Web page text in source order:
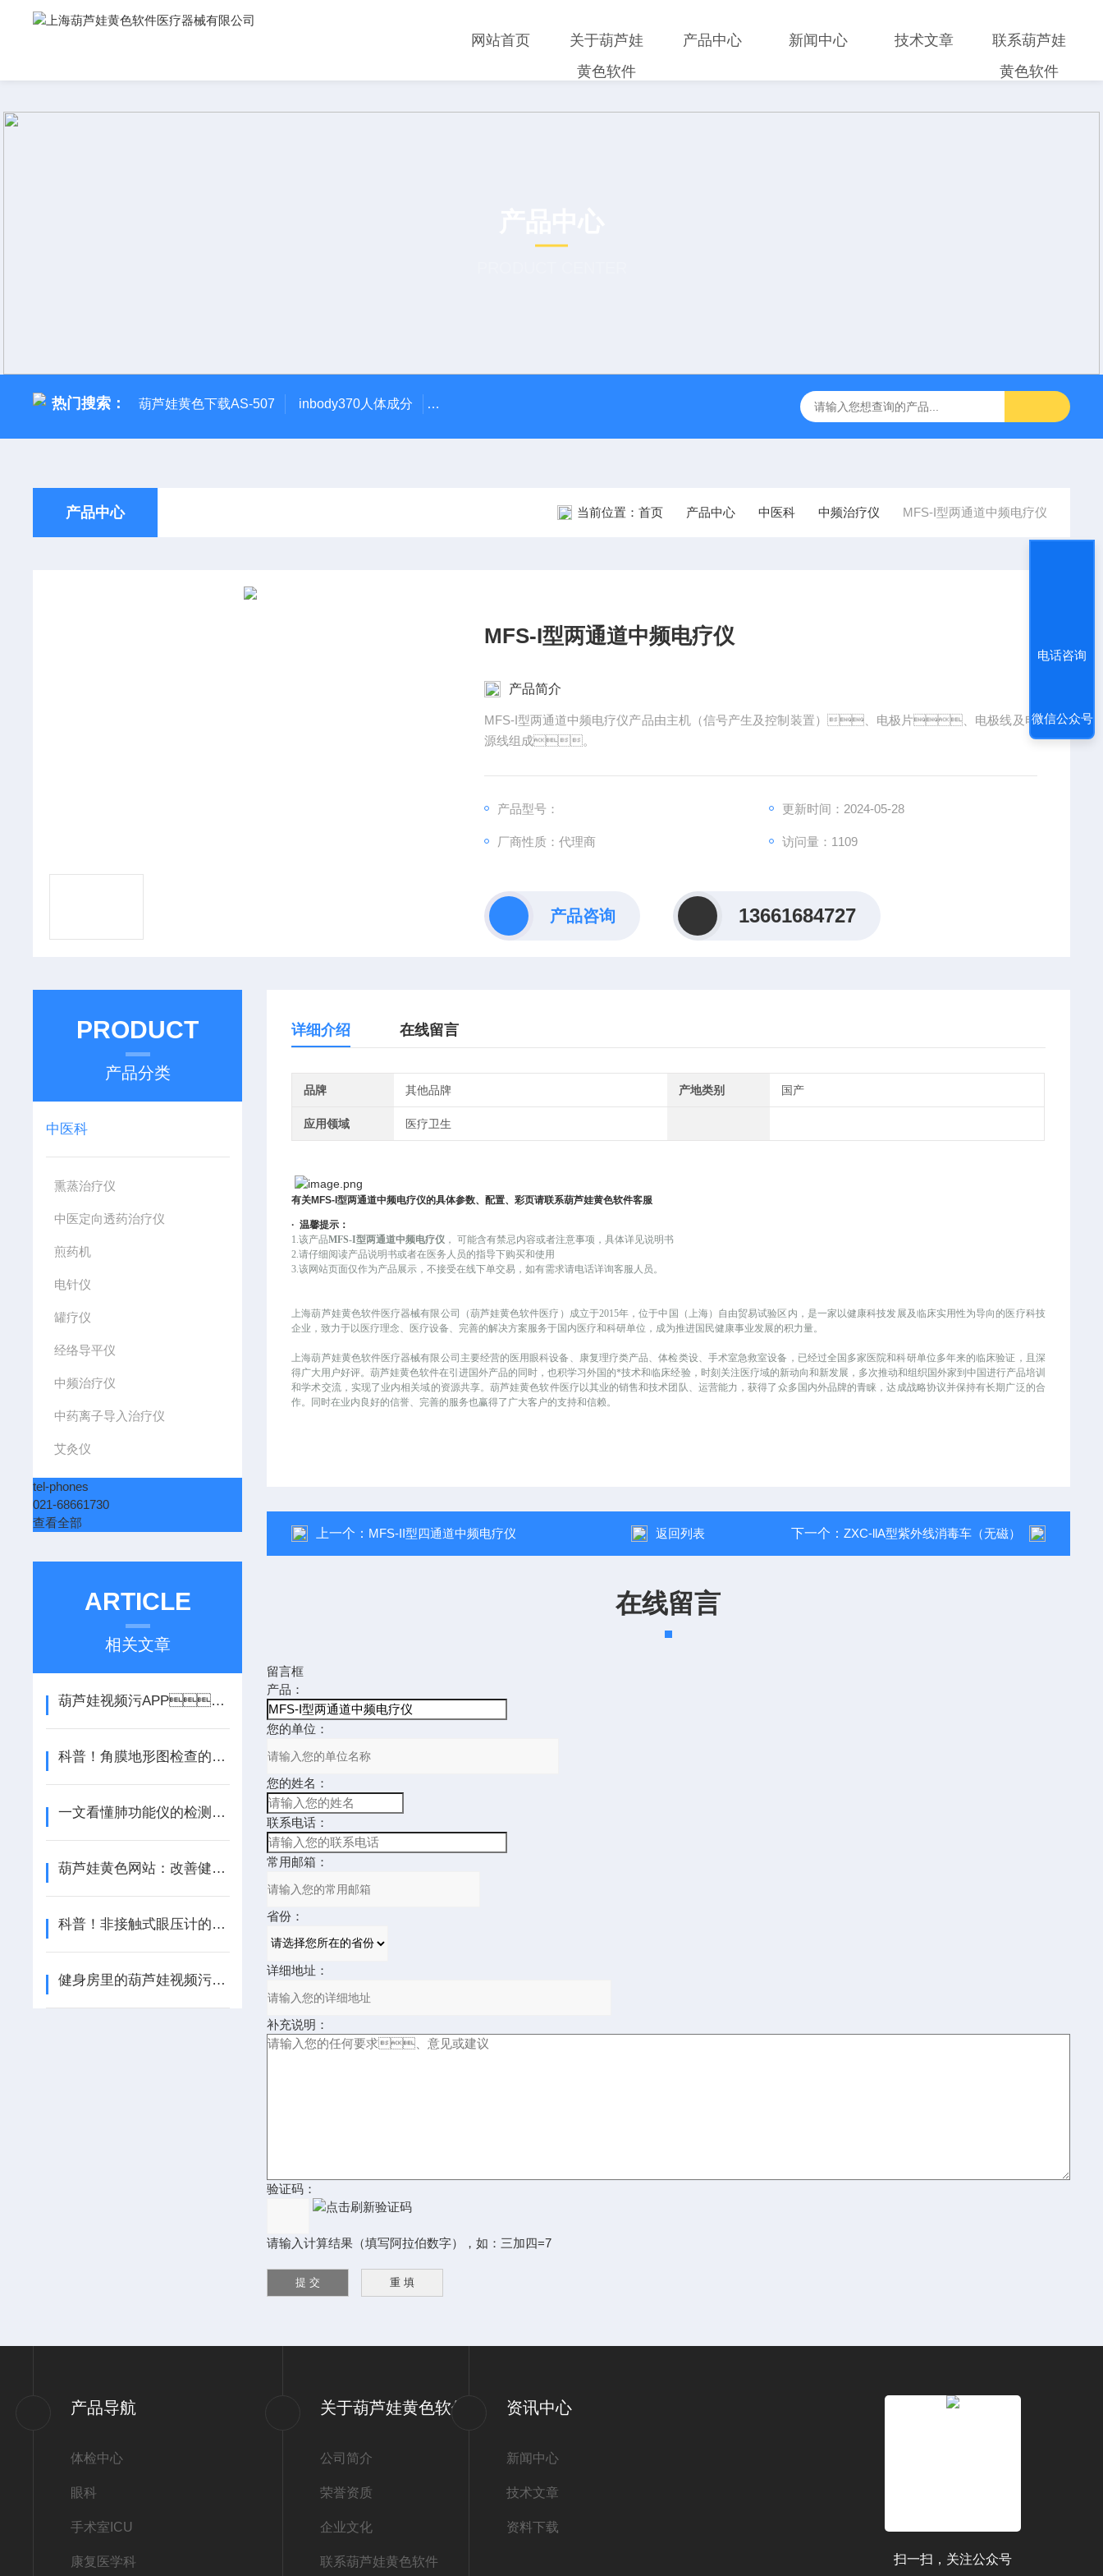
网站首页
关于葫芦娃
黄色软件
产品中心 新闻中心 技术文章
联系葫芦娃
黄色软件
热门搜索： 葫芦娃黄色下载AS-507 inbody370人体成分 AR-1日本尼德克NIDEK ARK-1自动电脑验光仪 inbody人体成分J30儿童型 FT-1000非接触眼压计 飞利
产品中心 当前位置： 首页 产品中心 中医科 中频治疗仪 MFS-I型两通道中频电疗仪
MFS-I型两通道中频电疗仪
产品简介
MFS-I型两通道中频电疗仪产品由主机（信号产生及控制装置）、电极片、电极线及电
源线组成。
产品型号： 更新时间：2024-05-28
厂商性质：代理商 访问量：1109
产品咨询 13661684727
PRODUCT
产品分类
中医科
熏蒸治疗仪
中医定向透药治疗仪
煎药机
电针仪
罐疗仪
经络导平仪
中频治疗仪
中药离子导入治疗仪
艾灸仪
tel-phones
021-68661730
查看全部
ARTICLE
相关文章
葫芦娃视频污APP：优点与应用前景
科普！角膜地形图检查的目的和检查注意事项
一文看懂肺功能仪的检测流程和注意事项
葫芦娃黄色网站：改善健康管理的高精准产品
科普！非接触式眼压计的设计原理和结构组成
健身房里的葫芦娃视频污APP，测试结果肯定准确吗？
详细介绍 在线留言
品牌 其他品牌 产地类别 国产
应用领域 医疗卫生
有关MFS-I型两通道中频电疗仪的具体参数、配置、彩页请联系葫芦娃黄色软件客服
·温馨提示：
1.该产品MFS-I型两通道中频电疗仪 ， 可能含有禁忌内容或者注意事项，具体详见说明书
2.请仔细阅读产品说明书或者在医务人员的指导下购买和使用
3.该网站页面仅作为产品展示，不接受在线下单交易，如有需求请电话详询客服人员。
上海葫芦娃黄色软件医疗器械有限公司（葫芦娃黄色软件医疗）成立于2015年，位于中国（上海）自由贸易试验区内，是一家以健康科技发展及临床实用性为导向的医疗科技
企业，致力于以医疗理念、医疗设备、完善的解决方案服务于国内医疗和科研单位，成为推进国民健康事业发展的积力量。
上海葫芦娃黄色软件医疗器械有限公司主要经营的医用眼科设备、康复理疗类产品、体检类设、手术室急救室设备，已经过全国多家医院和科研单位多年来的临床验证，且深
得广大用户好评。葫芦娃黄色软件在引进国外产品的同时，也积学习外国的*技术和临床经验，时刻关注医疗域的新动向和新发展，多次推动和组织国外家到中国进行产品培训
和学术交流，实现了业内相关域的资源共享。葫芦娃黄色软件医疗以其业的销售和技术团队、运营能力，获得了众多国内外品牌的青睐，达成战略协议并保持有长期广泛的合
作。同时在业内良好的信誉、完善的服务也赢得了广大客户的支持和信赖。
上一个： MFS-II型四通道中频电疗仪 返回列表 下一个： ZXC-llA型紫外线消毒车（无磁）
在线留言
留言框
产品：
您的单位：
您的姓名：
联系电话：
常用邮箱：
省份：
详细地址：
补充说明：
验证码：
请输入计算结果（填写阿拉伯数字），如：三加四=7
产品导航
体检中心
眼科
手术室ICU
康复医学科
关于葫芦娃黄色软件
公司简介
荣誉资质
企业文化
联系葫芦娃黄色软件
资讯中心
新闻中心
技术文章
资料下载
扫一扫，关注公众号
电话咨询
微信公众号